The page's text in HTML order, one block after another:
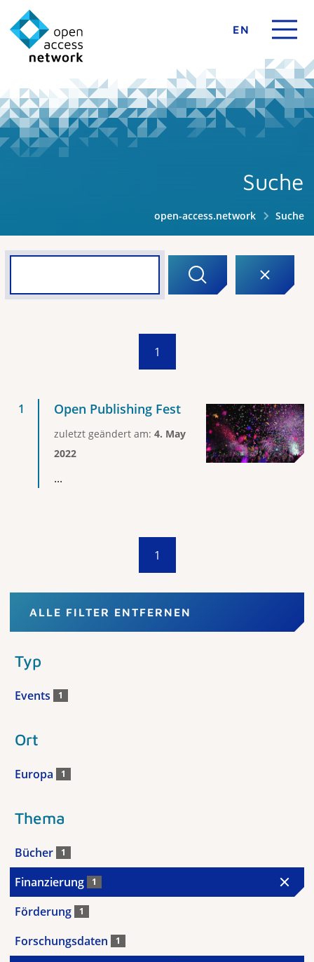
EN
Suche
open-access.network Suche
1
Open Publishing Fest
zuletzt geändert am: 4. May
2022
...
1
ALLE FILTER ENTFERNEN
Typ
Events 1
Ort
Europa 1
Thema
Bücher 1
Finanzierung 1
Förderung 1
Forschungsdaten 1